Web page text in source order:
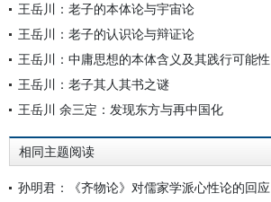
王岳川：老子的本体论与宇宙论
王岳川：老子的认识论与辩证论
王岳川：中庸思想的本体含义及其践行可能性
王岳川：老子其人其书之谜
王岳川 余三定：发现东方与再中国化
相同主题阅读
孙明君：《齐物论》对儒家学派心性论的回应